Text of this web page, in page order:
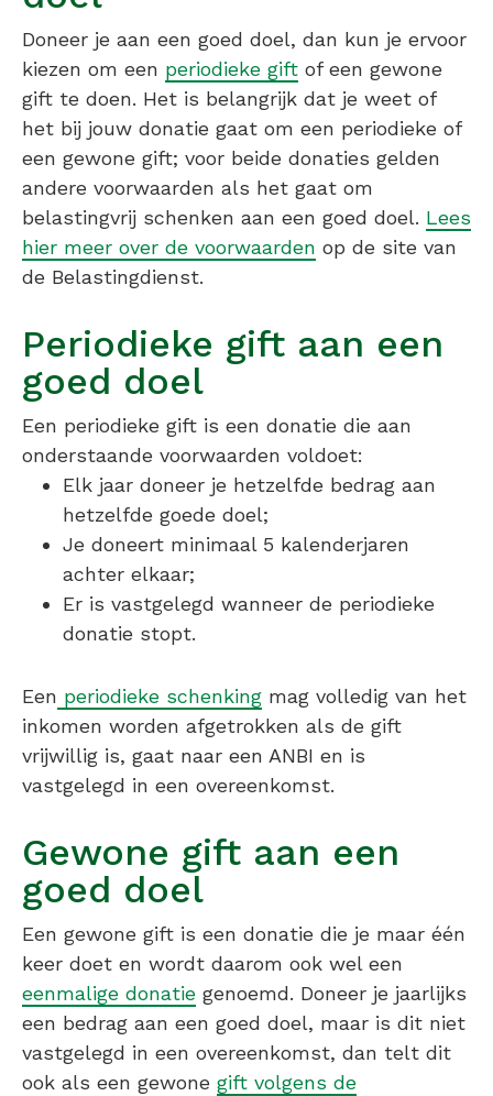
Doneer je aan een goed doel, dan kun je ervoor
kiezen om een periodieke gift of een gewone
gift te doen. Het is belangrijk dat je weet of
het bij jouw donatie gaat om een periodieke of
een gewone gift; voor beide donaties gelden
andere voorwaarden als het gaat om
belastingvrij schenken aan een goed doel. Lees
hier meer over de voorwaarden op de site van
de Belastingdienst.
Periodieke gift aan een
goed doel
Een periodieke gift is een donatie die aan
onderstaande voorwaarden voldoet:
Elk jaar doneer je hetzelfde bedrag aan
hetzelfde goede doel;
Je doneert minimaal 5 kalenderjaren
achter elkaar;
Er is vastgelegd wanneer de periodieke
donatie stopt.
Een periodieke schenking mag volledig van het
inkomen worden afgetrokken als de gift
vrijwillig is, gaat naar een ANBI en is
vastgelegd in een overeenkomst.
Gewone gift aan een
goed doel
Een gewone gift is een donatie die je maar één
keer doet en wordt daarom ook wel een
eenmalige donatie genoemd. Doneer je jaarlijks
een bedrag aan een goed doel, maar is dit niet
vastgelegd in een overeenkomst, dan telt dit
ook als een gewone gift volgens de